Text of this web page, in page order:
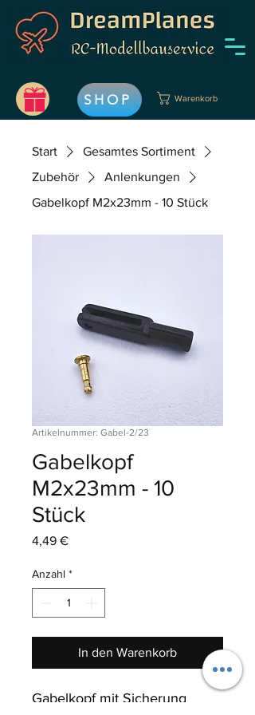
SHOP Warenkorb
Start
Gesamtes Sortiment
Zubehör
Anlenkungen
Gabelkopf M2x23mm - 10 Stück
Artikelnummer: Gabel-2/23
Gabelkopf
M2x23mm - 10
Stück
4,49 €Preis
Anzahl *
In den Warenkorb
Gabelkopf mit Sicherung